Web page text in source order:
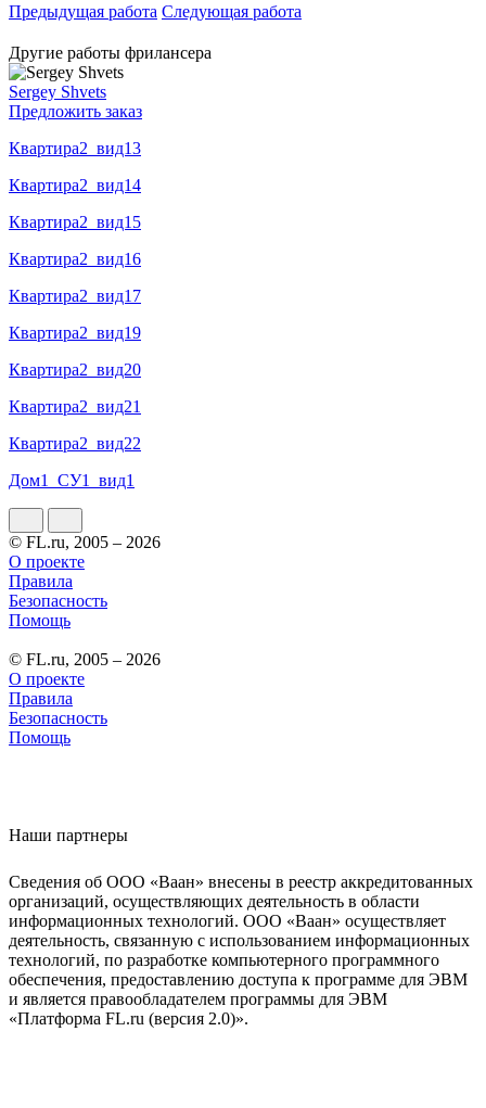
Предыдущая работа Следующая работа
Другие работы фрилансера
Sergey Shvets
Предложить заказ
Квартира2_вид13
Квартира2_вид14
Квартира2_вид15
Квартира2_вид16
Квартира2_вид17
Квартира2_вид19
Квартира2_вид20
Квартира2_вид21
Квартира2_вид22
Дом1_СУ1_вид1
© FL.ru, 2005 – 2026
О проекте
Правила
Безопасность
Помощь
© FL.ru, 2005 – 2026
О проекте
Правила
Безопасность
Помощь
Наши партнеры
Сведения об ООО «Ваан» внесены в реестр аккредитованных
организаций, осуществляющих деятельность в области
информационных технологий. ООО «Ваан» осуществляет
деятельность, связанную с использованием информационных
технологий, по разработке компьютерного программного
обеспечения, предоставлению доступа к программе для ЭВМ
и является правообладателем программы для ЭВМ
«Платформа FL.ru (версия 2.0)».